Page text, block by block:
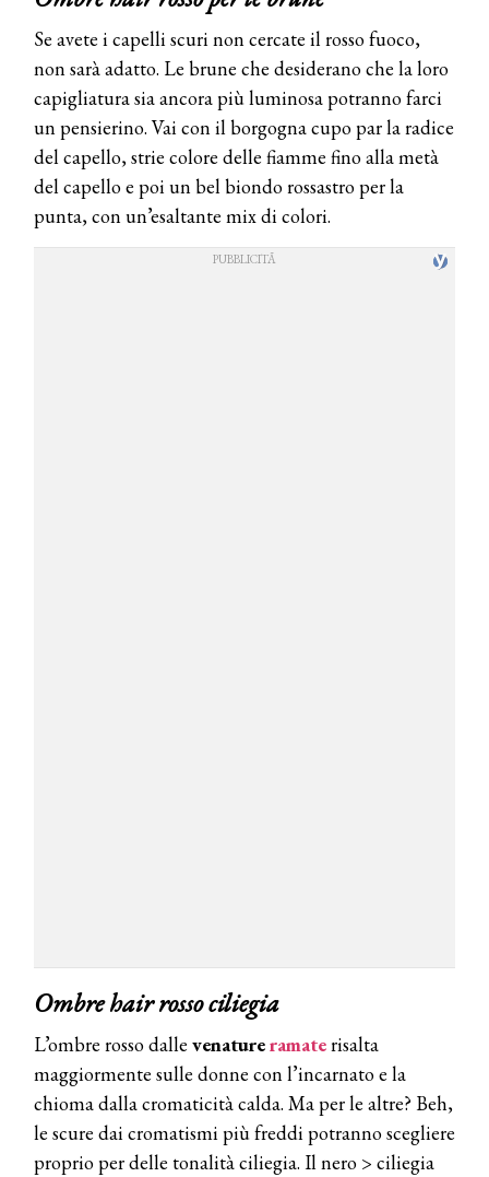
Se avete i capelli scuri non cercate il rosso fuoco,
non sarà adatto. Le brune che desiderano che la loro
capigliatura sia ancora più luminosa potranno farci
un pensierino. Vai con il borgogna cupo par la radice
del capello, strie colore delle fiamme fino alla metà
del capello e poi un bel biondo rossastro per la
punta, con un’esaltante mix di colori.
Ombre hair rosso ciliegia
L’ombre rosso dalle venatureramaterisalta
maggiormente sulle donne con l’incarnato e la
chioma dalla cromaticità calda. Ma per le altre? Beh,
le scure dai cromatismi più freddi potranno scegliere
proprio per delle tonalità ciliegia. Il nero > ciliegia